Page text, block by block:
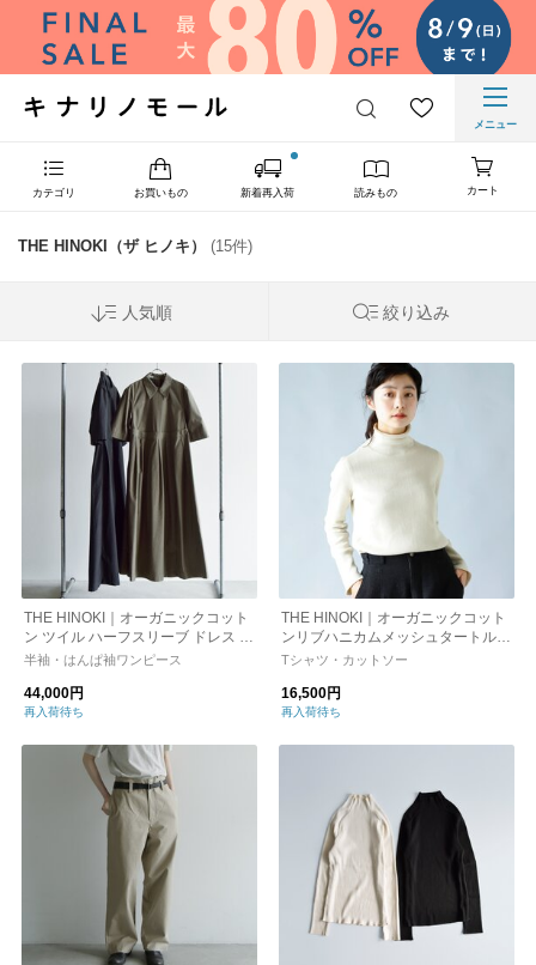
メニュー
カテゴリ お買いもの 新着再入荷 読みもの カート
THE HINOKI（ザ ヒノキ） (15件)
人気順 絞り込み
THE HINOKI｜オーガニックコット
ン ツイル ハーフスリーブ ドレス th
23s-39
半袖・はんぱ袖ワンピース
44,000円
再入荷待ち
THE HINOKI｜オーガニックコット
ンリブハニカムメッシュタートルネ
ックプルオーバー th21w-37
Tシャツ・カットソー
16,500円
再入荷待ち